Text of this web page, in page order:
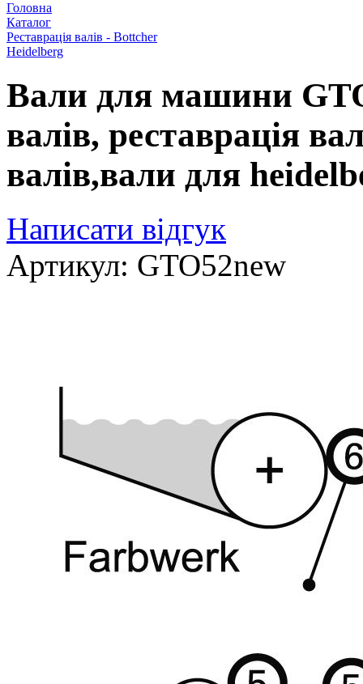
Головна
Каталог
Реставрація валів - Bottcher
Heidelberg
Вали для машини
валів, реставрація
валів,вали для
Написати відгук
Артикул: GTO52new